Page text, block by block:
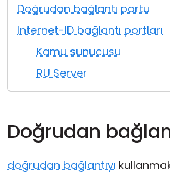
Doğrudan bağlantı portu
Internet-ID bağlantı portları
Kamu sunucusu
RU Server
Doğrudan
doğrudan bağlantıyı
Bulut ve Yerel